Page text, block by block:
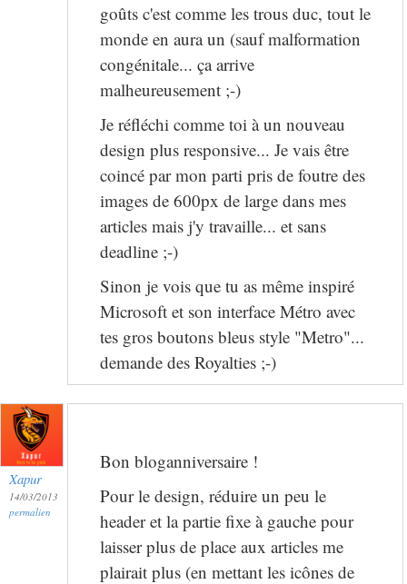
goûts c'est comme les trous duc, tout le
monde en aura un (sauf malformation
congénitale... ça arrive
malheureusement ;-)
Je réfléchi comme toi à un nouveau
design plus responsive... Je vais être
coincé par mon parti pris de foutre des
images de 600px de large dans mes
articles mais j'y travaille... et sans
deadline ;-)
Sinon je vois que tu as même inspiré
Microsoft et son interface Métro avec
tes gros boutons bleus style "Metro"...
demande des Royalties ;-)
Xapur
14/03/2013
permalien
Bon bloganniversaire !
Pour le design, réduire un peu le
header et la partie fixe à gauche pour
laisser plus de place aux articles me
plairait plus (en mettant les icônes de